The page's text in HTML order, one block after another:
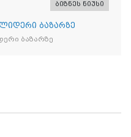
ბიზნეს ნიუსი
ბაზარზე
ბაზარზე